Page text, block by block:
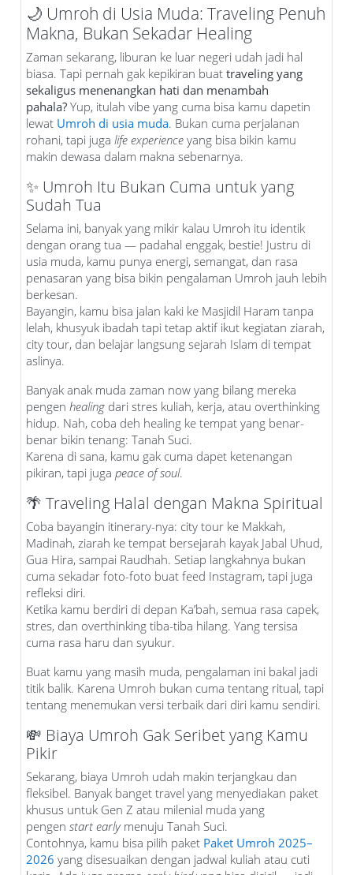
🌙 Umroh di Usia Muda: Traveling Penuh
Makna, Bukan Sekadar Healing
Zaman sekarang, liburan ke luar negeri udah jadi hal
biasa. Tapi pernah gak kepikiran buat traveling yang
sekaligus menenangkan hati dan menambah
pahala? Yup, itulah vibe yang cuma bisa kamu dapetin
lewat Umroh di usia muda. Bukan cuma perjalanan
rohani, tapi juga life experience yang bisa bikin kamu
makin dewasa dalam makna sebenarnya.
✨ Umroh Itu Bukan Cuma untuk yang
Sudah Tua
Selama ini, banyak yang mikir kalau Umroh itu identik
dengan orang tua — padahal enggak, bestie! Justru di
usia muda, kamu punya energi, semangat, dan rasa
penasaran yang bisa bikin pengalaman Umroh jauh lebih
berkesan.
Bayangin, kamu bisa jalan kaki ke Masjidil Haram tanpa
lelah, khusyuk ibadah tapi tetap aktif ikut kegiatan ziarah,
city tour, dan belajar langsung sejarah Islam di tempat
aslinya.
Banyak anak muda zaman now yang bilang mereka
pengen healing dari stres kuliah, kerja, atau overthinking
hidup. Nah, coba deh healing ke tempat yang benar-
benar bikin tenang: Tanah Suci.
Karena di sana, kamu gak cuma dapet ketenangan
pikiran, tapi juga peace of soul.
🌴 Traveling Halal dengan Makna Spiritual
Coba bayangin itinerary-nya: city tour ke Makkah,
Madinah, ziarah ke tempat bersejarah kayak Jabal Uhud,
Gua Hira, sampai Raudhah. Setiap langkahnya bukan
cuma sekadar foto-foto buat feed Instagram, tapi juga
refleksi diri.
Ketika kamu berdiri di depan Ka’bah, semua rasa capek,
stres, dan overthinking tiba-tiba hilang. Yang tersisa
cuma rasa haru dan syukur.
Buat kamu yang masih muda, pengalaman ini bakal jadi
titik balik. Karena Umroh bukan cuma tentang ritual, tapi
tentang menemukan versi terbaik dari diri kamu sendiri.
💸 Biaya Umroh Gak Seribet yang Kamu
Pikir
Sekarang, biaya Umroh udah makin terjangkau dan
fleksibel. Banyak banget travel yang menyediakan paket
khusus untuk Gen Z atau milenial muda yang
pengen start earlymenuju Tanah Suci.
Contohnya, kamu bisa pilih paket Paket Umroh 2025–
2026 yang disesuaikan dengan jadwal kuliah atau cuti